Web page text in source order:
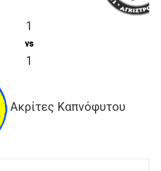
1
vs
1
Ακρίτες Καπνόφυτου